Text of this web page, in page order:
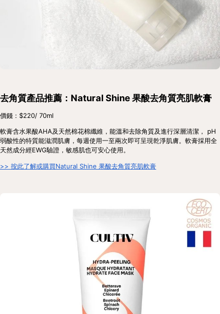
去角質產品推薦：Natural Shine 果酸去角質亮肌軟膏
價錢：$220/ 70ml
軟膏含水果酸AHA及天然棉花棉纖維，能溫和去除角質及進行深層清潔， pH
弱酸性的特質能滋潤肌膚，每週使用一至兩次即可呈現乾淨肌膚。軟膏採用全
天然成分經EWG驗證，敏感肌也可安心使用。
>> 按此了解或購買Natural Shine 果酸去角質亮肌軟膏